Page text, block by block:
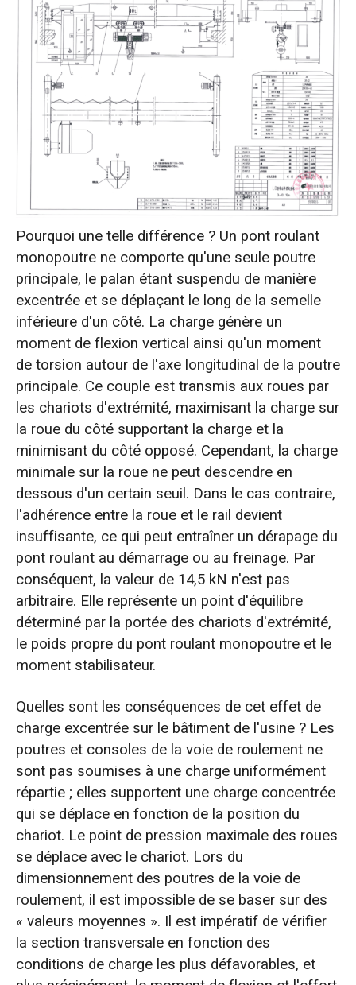
Pourquoi une telle différence ? Un pont roulant
monopoutre ne comporte qu'une seule poutre
principale, le palan étant suspendu de manière
excentrée et se déplaçant le long de la semelle
inférieure d'un côté. La charge génère un
moment de flexion vertical ainsi qu'un moment
de torsion autour de l'axe longitudinal de la poutre
principale. Ce couple est transmis aux roues par
les chariots d'extrémité, maximisant la charge sur
la roue du côté supportant la charge et la
minimisant du côté opposé. Cependant, la charge
minimale sur la roue ne peut descendre en
dessous d'un certain seuil. Dans le cas contraire,
l'adhérence entre la roue et le rail devient
insuffisante, ce qui peut entraîner un dérapage du
pont roulant au démarrage ou au freinage. Par
conséquent, la valeur de 14,5 kN n'est pas
arbitraire. Elle représente un point d'équilibre
déterminé par la portée des chariots d'extrémité,
le poids propre du pont roulant monopoutre et le
moment stabilisateur.
Quelles sont les conséquences de cet effet de
charge excentrée sur le bâtiment de l'usine ? Les
poutres et consoles de la voie de roulement ne
sont pas soumises à une charge uniformément
répartie ; elles supportent une charge concentrée
qui se déplace en fonction de la position du
chariot. Le point de pression maximale des roues
se déplace avec le chariot. Lors du
dimensionnement des poutres de la voie de
roulement, il est impossible de se baser sur des
« valeurs moyennes ». Il est impératif de vérifier
la section transversale en fonction des
conditions de charge les plus défavorables, et